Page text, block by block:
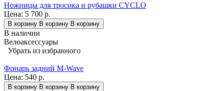
Ножницы для тросика и рубашки CYCLO
Цена: 5 700 р.
В корзину В корзину В корзину
В наличии
Велоаксессуары
Убрать из избранного
Фонарь задний M-Wave
Цена: 540 р.
В корзину В корзину В корзину